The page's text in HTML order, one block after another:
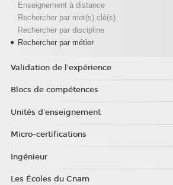
Enseignement à distance
Rechercher par mot(s) clé(s)
Rechercher par discipline
Rechercher par métier
Validation de l'expérience
Blocs de compétences
Unités d'enseignement
Micro-certifications
Ingénieur
Les Écoles du Cnam